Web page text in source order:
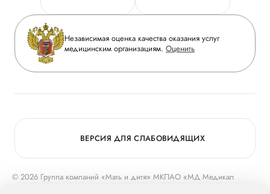
Сотрудничество
Инвесторам
Журнал «Мать и дитя»
Вакансии
Медицинский туризм
Горячая линия качества
Вопрос-ответ
Приложение пациента
Статьи
Независимая оценка качества оказания услуг
медицинским организациям. Оценить
© 2026 Группа компаний «Мать и дитя» МКПАО «МД Медикал
ВЕРСИЯ ДЛЯ СЛАБОВИДЯЩИХ